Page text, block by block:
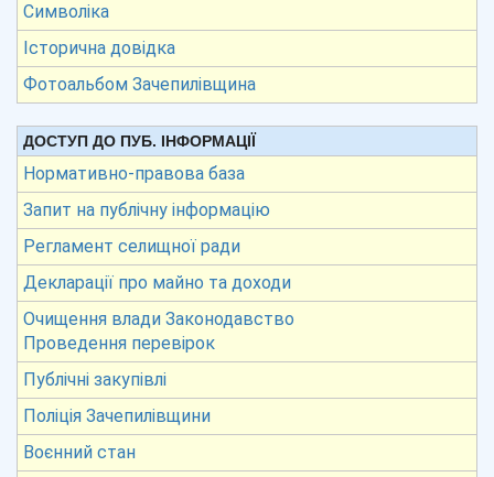
Символіка
Історична довідка
Фотоальбом Зачепилівщина
ДОСТУП ДО ПУБ. ІНФОРМАЦІЇ
Нормативно-правова база
Запит на публічну інформацію
Регламент селищної ради
Декларації про майно та доходи
Очищення влади Законодавство
Проведення перевірок
Публічні закупівлі
Поліція Зачепилівщини
Воєнний стан